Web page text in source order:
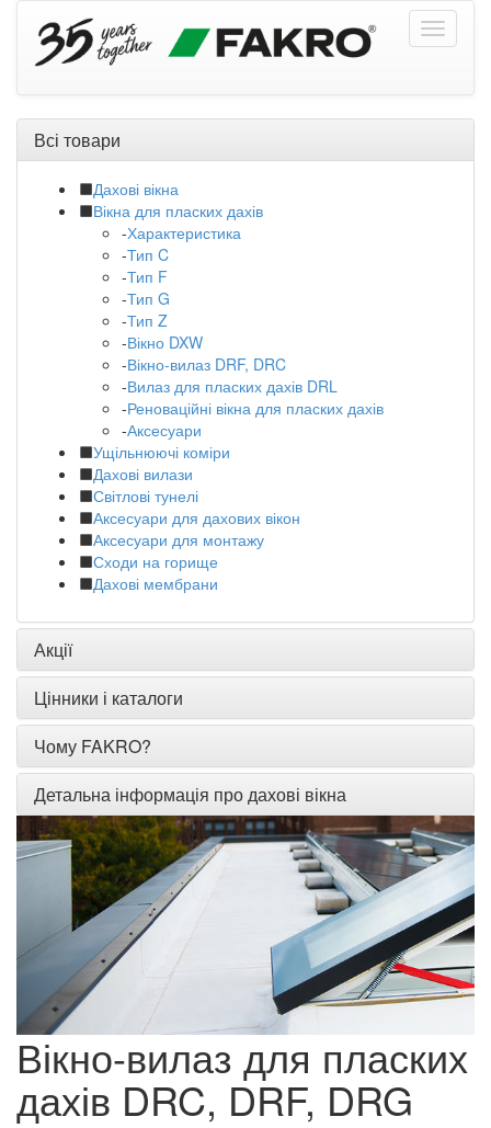
Всі товари
Дахові вікна
Вікна для пласких дахів
-Характеристика
-Тип C
-Тип F
-Тип G
-Тип Z
-Вікно DXW
-Вікно-вилаз DRF, DRC
-Вилаз для пласких дахів DRL
-Реноваційні вікна для пласких дахів
-Аксесуари
Ущільнюючі коміри
Дахові вилази
Світлові тунелі
Аксесуари для дахових вікон
Аксесуари для монтажу
Сходи на горище
Дахові мембрани
Акції
Цінники і каталоги
Чому FAKRO?
Детальна інформація про дахові вікна
Вікно-вилаз для пласких
дахів DRC, DRF, DRG